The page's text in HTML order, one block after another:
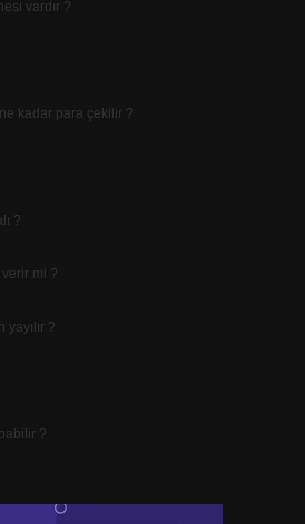
vardır ?
kadar para çekilir ?
?
mi ?
?
?